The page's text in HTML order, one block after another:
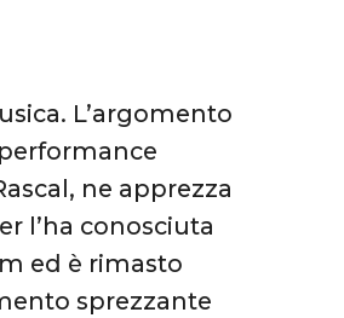
L’argomento
ne apprezza
l’ha conosciuta
ed è rimasto
sprezzante